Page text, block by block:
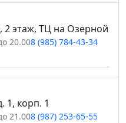
2 этаж, ТЦ на Озерной
20.008 (985) 784-43-34
1, корп. 1
21.008 (987) 253-65-55